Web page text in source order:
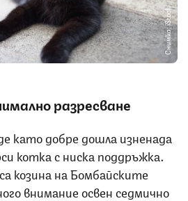
Снимка: iStock
разресване
като добре дошла изненада
котка с ниска поддръжка.
козина на Бомбайските
внимание освен седмично